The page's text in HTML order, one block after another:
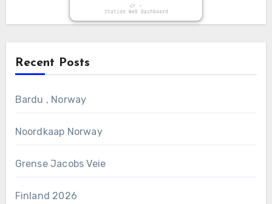
-
Station Web Dashboard
Recent Posts
Bardu , Norway
Noordkaap Norway
Grense Jacobs Veie
Finland 2026